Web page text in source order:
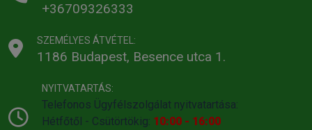
+36709326333
SZEMÉLYES ÁTVÉTEL:
1186 Budapest, Besence utca 1.
NYITVATARTÁS:
Telefonos Ügyfélszolgálat nyitvatartása:
Hétfőtől - Csütörtökig: 10:00 - 16:00